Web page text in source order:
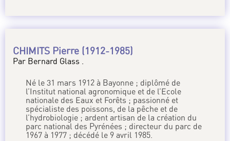
CHIMITS Pierre (1912-1985)
Par Bernard Glass .
Né le 31 mars 1912 à Bayonne ; diplômé de
l’Institut national agronomique et de l’Ecole
nationale des Eaux et Forêts ; passionné et
spécialiste des poissons, de la pêche et de
l’hydrobiologie ; ardent artisan de la création du
parc national des Pyrénées ; directeur du parc de
1967 à 1977 ; décédé le 9 avril 1985.